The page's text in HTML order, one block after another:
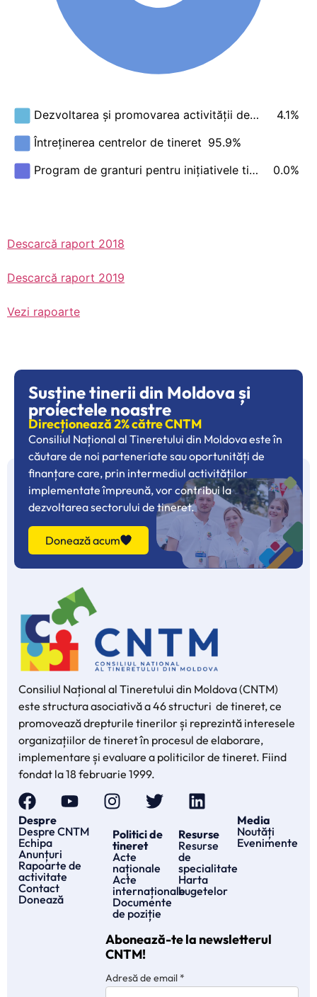
Dezvoltarea și promovarea activității de…
4.1%
Întreținerea centrelor de tineret 95.9%
Program de granturi pentru inițiativele ti…
0.0%
Descarcă raport 2018
Descarcă raport 2019
Vezi rapoarte
Susține tinerii din Moldova și
proiectele noastre
Direcționează 2% către CNTM
Consiliul Național al Tineretului din Moldova este în
căutare de noi parteneriate sau oportunități de
finanțare care, prin intermediul activităților
implementate împreună, vor contribui la
dezvoltarea sectorului de tineret.
Donează acum
Consiliul Național al Tineretului din Moldova (CNTM)
este structura asociativă a 46 structuri de tineret, ce
promovează drepturile tinerilor și reprezintă interesele
organizațiilor de tineret în procesul de elaborare,
implementare și evaluare a politicilor de tineret. Fiind
fondat la 18 februarie 1999.
Despre
Despre CNTM
Echipa
Anunțuri
Rapoarte de
activitate
Contact
Donează
Politici de
tineret
Acte
naționale
Acte
internaționale
Documente
de poziție
Resurse
Resurse
de
specialitate
Harta
bugetelor
Media
Noutăți
Evenimente
Abonează-te la newsletterul
CNTM!
Adresă de email*